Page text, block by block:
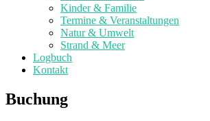
Kinder & Familie
Termine & Veranstaltungen
Natur & Umwelt
Strand & Meer
Logbuch
Kontakt
Buchung